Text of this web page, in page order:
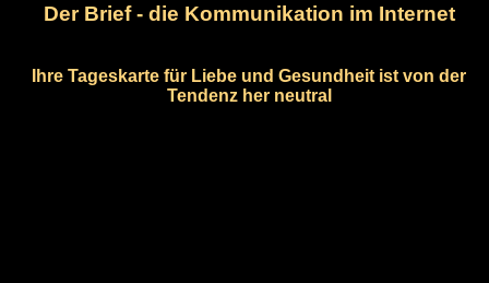
Der Brief - die Kommunikation im Internet
Ihre Tageskarte für Liebe und Gesundheit ist von der
Tendenz her neutral